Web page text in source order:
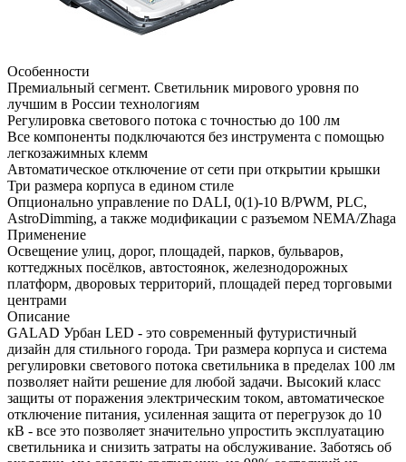
Особенности
Премиальный сегмент. Светильник мирового уровня по
лучшим в России технологиям
Регулировка светового потока с точностью до 100 лм
Все компоненты подключаются без инструмента с помощью
легкозажимных клемм
Автоматическое отключение от сети при открытии крышки
Три размера корпуса в едином стиле
Опционально управление по DALI, 0(1)-10 В/PWM, PLC,
AstroDimming, а также модификации с разъемом NEMA/Zhaga
Применение
Освещение улиц, дорог, площадей, парков, бульваров,
коттеджных посёлков, автостоянок, железнодорожных
платформ, дворовых территорий, площадей перед торговыми
центрами
Описание
GALAD Урбан LED - это современный футуристичный
дизайн для стильного города. Три размера корпуса и система
регулировки светового потока светильника в пределах 100 лм
позволяет найти решение для любой задачи. Высокий класс
защиты от поражения электрическим током, автоматическое
отключение питания, усиленная защита от перегрузок до 10
кВ - все это позволяет значительно упростить эксплуатацию
светильника и снизить затраты на обслуживание. Заботясь об